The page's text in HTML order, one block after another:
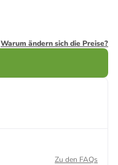
Warum ändern sich die Preise?
Zu den FAQs